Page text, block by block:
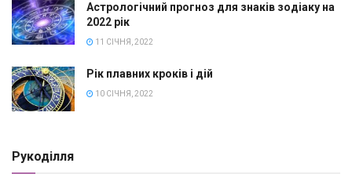
Астрологічний прогноз для знаків зодіаку на
2022 рік
11 СІЧНЯ, 2022
Рік плавних кроків і дій
10 СІЧНЯ, 2022
Рукоділля